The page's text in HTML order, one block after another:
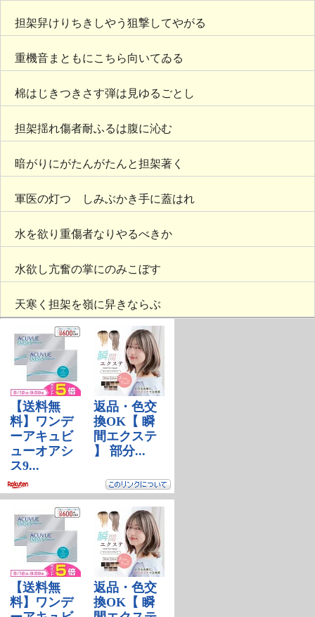
担架舁けりちきしやう狙撃してやがる
重機音まともにこちら向いてゐる
棉はじきつきさす弾は見ゆるごとし
担架揺れ傷者耐ふるは腹に沁む
暗がりにがたんがたんと担架著く
軍医の灯つゝしみぶかき手に蓋はれ
水を欲り重傷者なりやるべきか
水欲し亢奮の掌にのみこぼす
天寒く担架を嶺に舁きならぶ